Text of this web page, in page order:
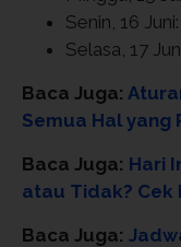
Senin, 16
Selasa, 17
Baca Juga:
Semua Hal yang
Baca Juga: Hari
atau Tidak? Cek
Baca Juga: